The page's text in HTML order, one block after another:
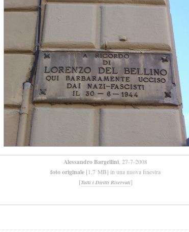
Alessandro Bargellini, 27-7-2008
foto originale [1,7 MB] in una nuova finestra
[Tutti i Diritti Riservati]